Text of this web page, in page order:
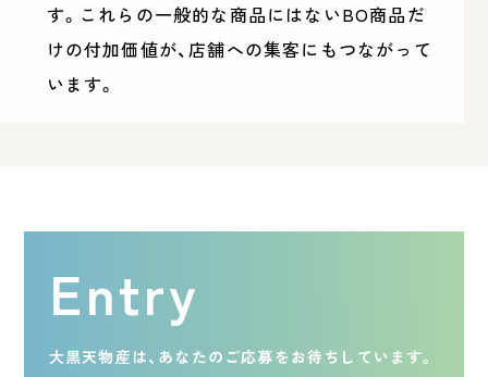
す。これらの一般的な商品にはないBO商品だ
けの付加価値が、店舗への集客にもつながって
います。
Entry
大黒天物産は、あなたのご応募をお待ちしています。